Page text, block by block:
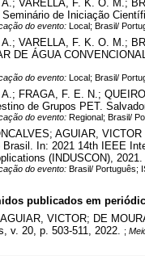
VARELLA, F. K. O. M.;
de Iniciação
do evento: Local; Brasil/
VARELLA, F. K. O. M.;
DE ÁGUA
do evento: Local; Brasil/
FRAGA, F. E. N.;
de Grupos PET.
do evento: Regional; Brasil/
AGUIAR,
In: 2021 14th IEEE
(INDUSCON), 2021.
do evento: Brasil/ Português;
publicados em
VICTOR; DE
v. 20, p. 503-511, 2022. ;